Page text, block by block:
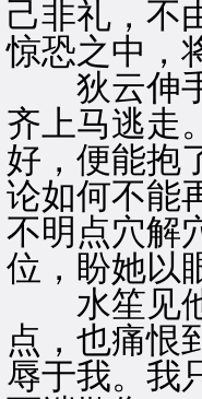
己非礼，不
惊恐之中，
狄云伸手
齐上马逃走
好，便能抱
论如何不能
不明点穴解
位，盼她以
水笙见他
点，也痛恨
辱于我。我